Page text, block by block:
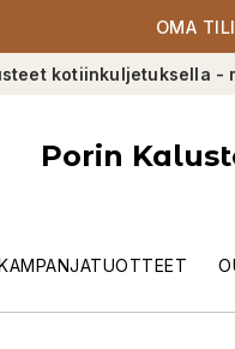
OMA TILI
kotiinkuljetuksella -
Porin